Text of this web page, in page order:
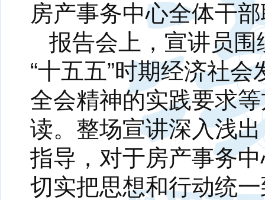
房产事务中心全体干
报告会上，宣讲员
“十五五”时期经济社
全会精神的实践要求
读。整场宣讲深入浅
指导，对于房产事务
切实把思想和行动统